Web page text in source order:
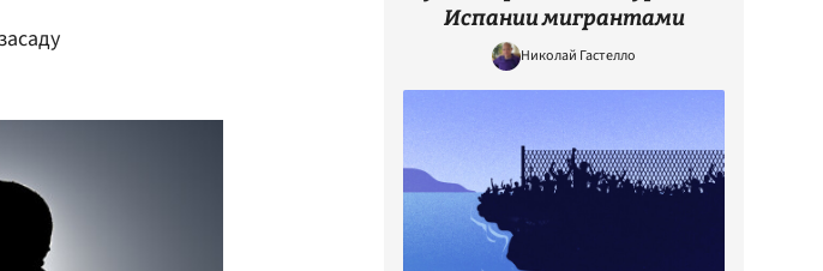
Испании мигрантами
Николай Гастелло